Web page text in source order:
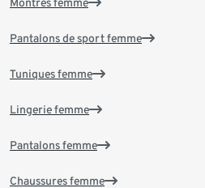
Pantalons de sport femme
Tuniques femme
Lingerie femme
Pantalons femme
Chaussures femme